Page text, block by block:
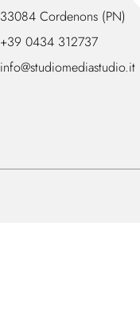
33084 Cordenons (PN)
+39 0434 312737
info@studiomediastudio.it